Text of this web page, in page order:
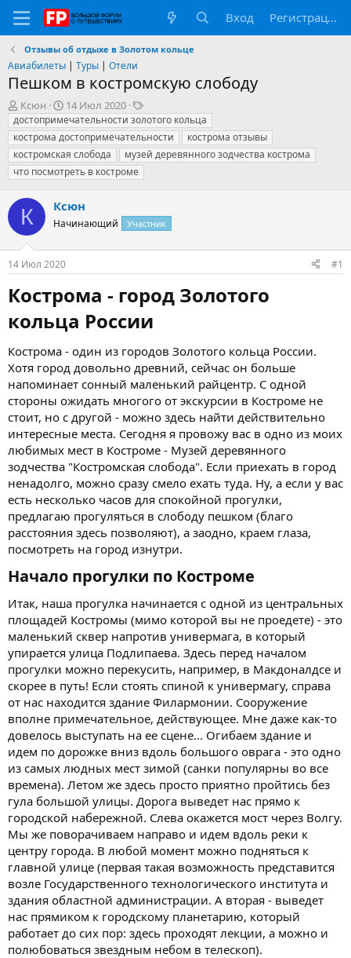
Вход Регистрация
Отзывы об отдыхе в Золотом кольце
Авиабилеты | Туры | Отели
Пешком в костромскую слободу
А
в
т
о
р
т
м
ы
Ксюн
Д
а
т
а
н
а
а
а
14 Июл 2020
Т
е
г
и
достопримечательности золотого кольца
кострома достопримечательности
кострома отзывы
костромская слобода
музей деревянного зодчества кострома
что посмотреть в костроме
К Ксюн
Начинающий Участник
14 Июл 2020 #1
Кострома - город Золотого
кольца России​
Кострома - один из городов Золотого кольца России.
Хотя город довольно древний, сейчас он больше
напоминает сонный маленький райцентр. С одной
стороны ожидать многого от экскурсии в Костроме не
стоит, но с другой - можно здесь найти действительно
интересные места. Сегодня я провожу вас в одно из моих
любимых мест в Костроме - Музей деревянного
зодчества "Костромская слобода". Если приехать в город
ненадолго, можно сразу смело ехать туда. Ну, а если у вас
есть несколько часов для спокойной прогулки,
предлагаю прогуляться в слободу пешком (благо
расстояния здесь позволяют), а заодно, краем глаза,
посмотреть на город изнутри.
Начало прогулки по Костроме​
Итак, наша прогулка начинается с одной из центральных
площадей Костромы (мимо которой вы не проедете) - это
маленький сквер напротив универмага, в который
упирается улица Подлипаева. Здесь перед началом
прогулки можно перекусить, например, в Макдоналдсе и
скорее в путь! Если стоять спиной к универмагу, справа
от нас находится здание Филармонии. Сооружение
вполне примечательное, действующее. Мне даже как-то
довелось выступать на ее сцене... Огибаем здание и
идем по дорожке вниз вдоль большого оврага - это одно
из самых людных мест зимой (санки популярны во все
времена). Летом же здесь просто приятно пройтись без
гула большой улицы. Дорога выведет нас прямо к
городской набережной. Слева окажется мост через Волгу.
Мы же поворачиваем направо и идем вдоль реки к
центру города. В любой момент можно подняться к
главной улице (первая такая возможность представится
возле Государственного технологического института и
здания областной администрации. А вторая - выведет
нас прямиком к городскому планетарию, который
работает до сих пор: здесь проходят лекции, а можно и
полюбоваться звездным небом в телескоп).